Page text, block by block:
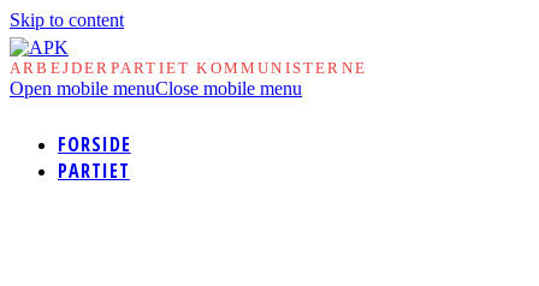
Skip to content
ARBEJDERPARTIET KOMMUNISTERNE
Open mobile menuClose mobile menu
FORSIDE
PARTIET